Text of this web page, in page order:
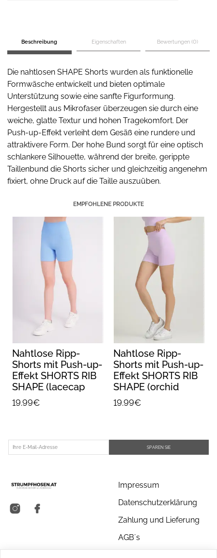
Beschreibung Eigenschaften Bewertungen (0)
Die nahtlosen SHAPE Shorts wurden als funktionelle
Formwäsche entwickelt und bieten optimale
Unterstützung sowie eine sanfte Figurformung.
Hergestellt aus Mikrofaser überzeugen sie durch eine
weiche, glatte Textur und hohen Tragekomfort. Der
Push-up-Effekt verleiht dem Gesäß eine rundere und
attraktivere Form. Der hohe Bund sorgt für eine optisch
schlankere Silhouette, während der breite, gerippte
Taillenbund die Shorts sicher und gleichzeitig angenehm
fixiert, ohne Druck auf die Taille auszuüben.
EMPFOHLENE PRODUKTE
Nahtlose Ripp-
Shorts mit Push-up-
Effekt SHORTS RIB
SHAPE (lacecap
hydrangea)
19.99€
Nahtlose Ripp-
Shorts mit Push-up-
Effekt SHORTS RIB
SHAPE (orchid
bloom)
19.99€
SPAREN SIE
Impressum
Datenschutzerklärung
Zahlung und Lieferung
AGB´s